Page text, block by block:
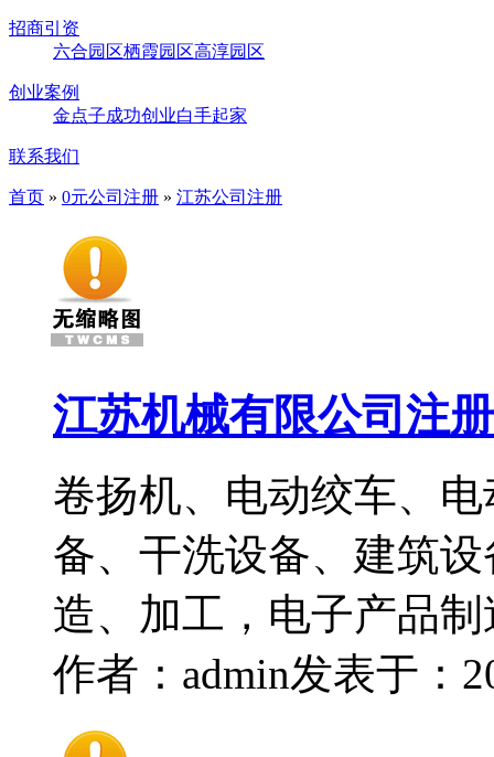
招商引资
六合园区栖霞园区高淳园区
创业案例
金点子成功创业白手起家
联系我们
首页 » 0元公司注册 » 江苏公司注册
江苏机械有限公司注
卷扬机、电动绞车、
备、干洗设备、建筑
造、加工，电子产品
作者：admin发表于：